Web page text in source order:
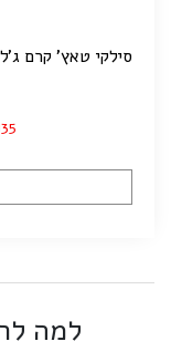
סילקי טאץ' קרם ג'ל
למה